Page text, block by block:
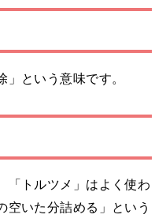
」という意味です。
「トルツメ」はよく使わ
空いた分詰める」という